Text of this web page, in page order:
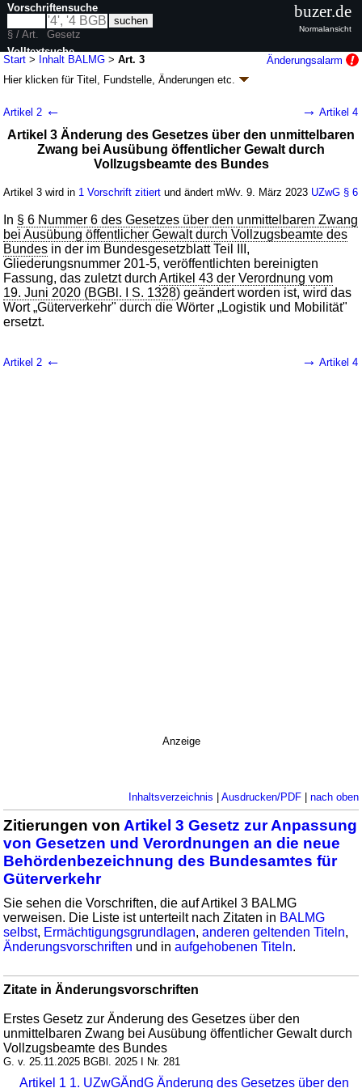
Start > Inhalt BALMG >Art. 3
Änderungsalarm
Hier klicken fürTitel, Fundstelle, Änderungen etc.
und Verordnungen an die neue
Behördenbezeichnung des Bundesamtes für
Güterverkehr (BALMGk.a.Abk.)
42 Änderungen
| Drucksachen / Entwurf / Begründung |
Artikel 2 ← → Artikel 4
Artikel 3 Änderung des Gesetzes über den unmittelbaren
Zwang bei Ausübung öffentlicher Gewalt durch
Vollzugsbeamte des Bundes
Artikel 3 wird in 1 Vorschrift zitiert und ändert mWv. 9. März 2023 UZwG § 6
In § 6 Nummer 6 des Gesetzes über den unmittelbaren Zwang
bei Ausübung öffentlicher Gewalt durch Vollzugsbeamte des
Bundes in der im Bundesgesetzblatt Teil III,
Gliederungsnummer 201-5, veröffentlichten bereinigten
Fassung, das zuletzt durchArtikel 43 der Verordnung vom
19. Juni 2020 (BGBl. I S. 1328) geändert worden ist, wird das
Wort „Güterverkehr" durch die Wörter „Logistik und Mobilität"
ersetzt.
Artikel 2 ← → Artikel 4
Anzeige
Inhaltsverzeichnis | Ausdrucken/PDF| nach oben
Zitierungen von Artikel 3 Gesetz zur Anpassung
von Gesetzen und Verordnungen an die neue
Behördenbezeichnung des Bundesamtes für
Güterverkehr
Sie sehen die Vorschriften, die auf Artikel 3 BALMG
verweisen. Die Liste ist unterteilt nach Zitaten in BALMG
selbst, Ermächtigungsgrundlagen,anderen geltenden Titeln,
Änderungsvorschriften und inaufgehobenen Titeln.
Zitate in Änderungsvorschriften
Erstes Gesetz zur Änderung des Gesetzes über den
unmittelbaren Zwang bei Ausübung öffentlicher Gewalt durch
Vollzugsbeamte des Bundes
G. v. 25.11.2025 BGBl. 2025 I Nr. 281
Artikel 1 1. UZwGÄndG Änderung des Gesetzes über den
Vorschriftensuche
§ / Art.
Gesetz
Volltextsuche
nur in BALMG
buzer.de
Normalansicht